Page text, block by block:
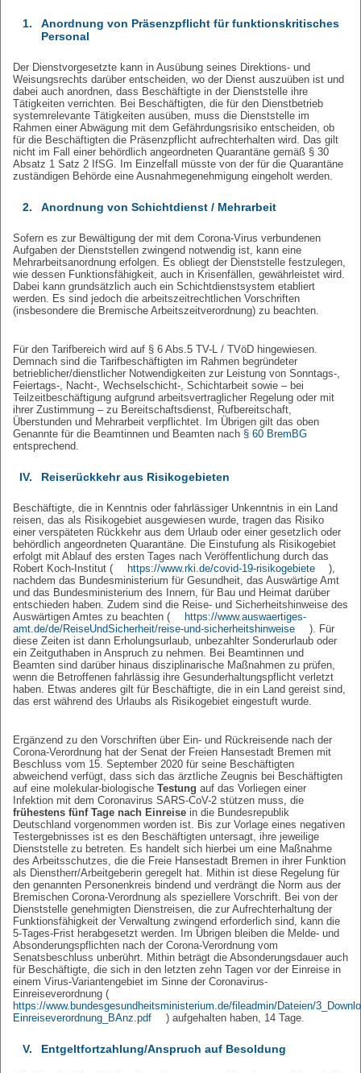
1.
Anordnung von Präsenzpflicht für funktionskritisches
Personal
Der Dienstvorgesetzte kann in Ausübung seines Direktions- und
Weisungsrechts darüber entscheiden, wo der Dienst auszuüben ist und
dabei auch anordnen, dass Beschäftigte in der Dienststelle ihre
Tätigkeiten verrichten. Bei Beschäftigten, die für den Dienstbetrieb
systemrelevante Tätigkeiten ausüben, muss die Dienststelle im
Rahmen einer Abwägung mit dem Gefährdungsrisiko entscheiden, ob
für die Beschäftigten die Präsenzpflicht aufrechterhalten wird. Das gilt
nicht im Fall einer behördlich angeordneten Quarantäne gemäß § 30
Absatz 1 Satz 2 IfSG. Im Einzelfall müsste von der für die Quarantäne
zuständigen Behörde eine Ausnahmegenehmigung eingeholt werden.
2. Anordnung von Schichtdienst / Mehrarbeit
Sofern es zur Bewältigung der mit dem Corona-Virus verbundenen
Aufgaben der Dienststellen zwingend notwendig ist, kann eine
Mehrarbeitsanordnung erfolgen. Es obliegt der Dienststelle festzulegen,
wie dessen Funktionsfähigkeit, auch in Krisenfällen, gewährleistet wird.
Dabei kann grundsätzlich auch ein Schichtdienstsystem etabliert
werden. Es sind jedoch die arbeitszeitrechtlichen Vorschriften
(insbesondere die Bremische Arbeitszeitverordnung) zu beachten.
Für den Tarifbereich wird auf § 6 Abs.5 TV-L / TVöD hingewiesen.
Demnach sind die Tarifbeschäftigten im Rahmen begründeter
betrieblicher/dienstlicher Notwendigkeiten zur Leistung von Sonntags-,
Feiertags-, Nacht-, Wechselschicht-, Schichtarbeit sowie – bei
Teilzeitbeschäftigung aufgrund arbeitsvertraglicher Regelung oder mit
ihrer Zustimmung – zu Bereitschaftsdienst, Rufbereitschaft,
Überstunden und Mehrarbeit verpflichtet. Im Übrigen gilt das oben
Genannte für die Beamtinnen und Beamten nach § 60 BremBG
entsprechend.
IV. Reiserückkehr aus Risikogebieten
Beschäftigte, die in Kenntnis oder fahrlässiger Unkenntnis in ein Land
reisen, das als Risikogebiet ausgewiesen wurde, tragen das Risiko
einer verspäteten Rückkehr aus dem Urlaub oder einer gesetzlich oder
behördlich angeordneten Quarantäne. Die Einstufung als Risikogebiet
erfolgt mit Ablauf des ersten Tages nach Veröffentlichung durch das
Robert Koch-Institut (
https://www.rki.de/covid-19-risikogebiete
),
nachdem das Bundesministerium für Gesundheit, das Auswärtige Amt
und das Bundesministerium des Innern, für Bau und Heimat darüber
entschieden haben. Zudem sind die Reise- und Sicherheitshinweise des
Auswärtigen Amtes zu beachten (
https://www.auswaertiges-
amt.de/de/ReiseUndSicherheit/reise-und-sicherheitshinweise
). Für
diese Zeiten ist dann Erholungsurlaub, unbezahlter Sonderurlaub oder
ein Zeitguthaben in Anspruch zu nehmen. Bei Beamtinnen und
Beamten sind darüber hinaus disziplinarische Maßnahmen zu prüfen,
wenn die Betroffenen fahrlässig ihre Gesunderhaltungspflicht verletzt
haben. Etwas anderes gilt für Beschäftigte, die in ein Land gereist sind,
das erst während des Urlaubs als Risikogebiet eingestuft wurde.
Ergänzend zu den Vorschriften über Ein- und Rückreisende nach der
Corona-Verordnung hat der Senat der Freien Hansestadt Bremen mit
Beschluss vom 15. September 2020 für seine Beschäftigten
abweichend verfügt, dass sich das ärztliche Zeugnis bei Beschäftigten
auf eine molekular-biologische Testung auf das Vorliegen einer
Infektion mit dem Coronavirus SARS-CoV-2 stützen muss, die
frühestens fünf Tage nach Einreise in die Bundesrepublik
Deutschland vorgenommen worden ist. Bis zur Vorlage eines negativen
Testergebnisses ist es den Beschäftigten untersagt, ihre jeweilige
Dienststelle zu betreten. Es handelt sich hierbei um eine Maßnahme
des Arbeitsschutzes, die die Freie Hansestadt Bremen in ihrer Funktion
als Dienstherr/Arbeitgeberin geregelt hat. Mithin ist diese Regelung für
den genannten Personenkreis bindend und verdrängt die Norm aus der
Bremischen Corona-Verordnung als speziellere Vorschrift. Bei von der
Dienststelle genehmigten Dienstreisen, die zur Aufrechterhaltung der
Funktionsfähigkeit der Verwaltung zwingend erforderlich sind, kann die
5-Tages-Frist herabgesetzt werden. Im Übrigen bleiben die Melde- und
Absonderungspflichten nach der Corona-Verordnung vom
Senatsbeschluss unberührt. Mithin beträgt die Absonderungsdauer auch
für Beschäftigte, die sich in den letzten zehn Tagen vor der Einreise in
einem Virus-Variantengebiet im Sinne der Coronavirus-
Einreiseverordnung (
https://www.bundesgesundheitsministerium.de/fileadmin/Dateien/
Einreiseverordnung_BAnz.pdf
) aufgehalten haben, 14 Tage.
V. Entgeltfortzahlung/Anspruch auf Besoldung